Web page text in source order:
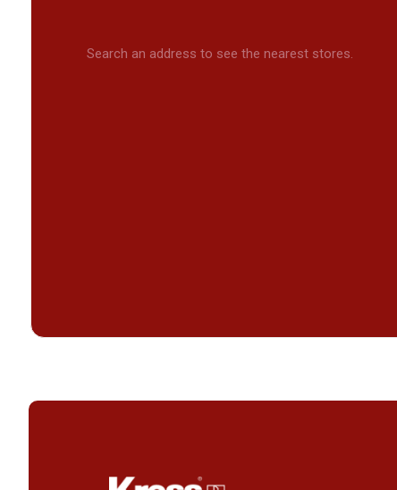
Search an address to see the nearest stores.